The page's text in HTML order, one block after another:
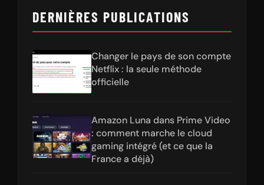
DERNIÈRES PUBLICATIONS
Changer le pays de son compte
Netflix : la seule méthode
officielle
Amazon Luna dans Prime Video
: comment marche le cloud
gaming intégré (et ce que la
France a déjà)